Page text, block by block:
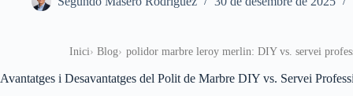
Inici Blog polidor marbre leroy merlin: DIY vs. servei
Avantatges i Desavantatges del Polit de Marbre DIY vs. Servei